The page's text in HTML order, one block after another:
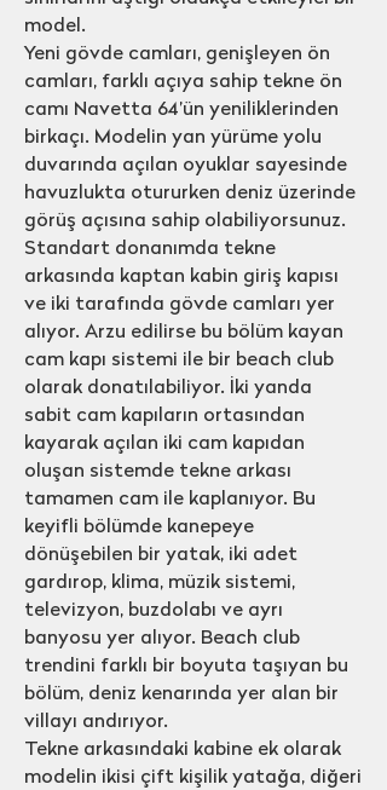
model.
Yeni gövde camları, genişleyen ön
camları, farklı açıya sahip tekne ön
camı Navetta 64’ün yeniliklerinden
birkaçı. Modelin yan yürüme yolu
duvarında açılan oyuklar sayesinde
havuzlukta otururken deniz üzerinde
görüş açısına sahip olabiliyorsunuz.
Standart donanımda tekne
arkasında kaptan kabin giriş kapısı
ve iki tarafında gövde camları yer
alıyor. Arzu edilirse bu bölüm kayan
cam kapı sistemi ile bir beach club
olarak donatılabiliyor. İki yanda
sabit cam kapıların ortasından
kayarak açılan iki cam kapıdan
oluşan sistemde tekne arkası
tamamen cam ile kaplanıyor. Bu
keyifli bölümde kanepeye
dönüşebilen bir yatak, iki adet
gardırop, klima, müzik sistemi,
televizyon, buzdolabı ve ayrı
banyosu yer alıyor. Beach club
trendini farklı bir boyuta taşıyan bu
bölüm, deniz kenarında yer alan bir
villayı andırıyor.
Tekne arkasındaki kabine ek olarak
modelin ikisi çift kişilik yatağa, diğeri